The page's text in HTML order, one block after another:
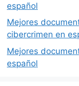
español
Mejores
cibercrimen en
Mejores
español